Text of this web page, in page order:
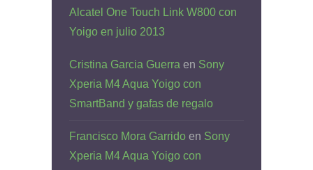
Alcatel One Touch Link W800 con
Yoigo en julio 2013
Cristina Garcia Guerra en Sony
Xperia M4 Aqua Yoigo con
SmartBand y gafas de regalo
Francisco Mora Garrido en Sony
Xperia M4 Aqua Yoigo con